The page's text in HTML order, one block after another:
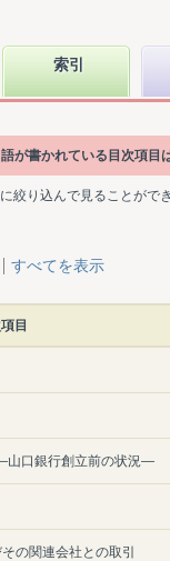
索引
が書かれている目次項目
絞り込んで見ることがで
すべてを表示
目
山口銀行創立前の状況―
の関連会社との取引